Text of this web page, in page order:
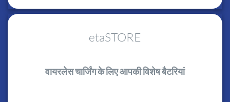
etaSTORE
वायरलेस चार्जिंग के लिए आपकी विशेष बैटरियां